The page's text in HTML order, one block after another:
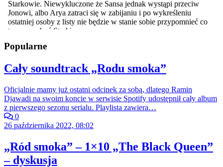
Popularne
Cały soundtrack „Rodu smoka”
Oficjalnie mamy już ostatni odcinek za sobą, dlatego Ramin
Djawadi na swoim koncie w serwisie Spotify udostępnił cały album
z pierwszego sezonu serialu. Playlista zawiera…
0
26 października 2022, 08:02
„Ród smoka” – 1×10 „The Black Queen”
– dyskusja